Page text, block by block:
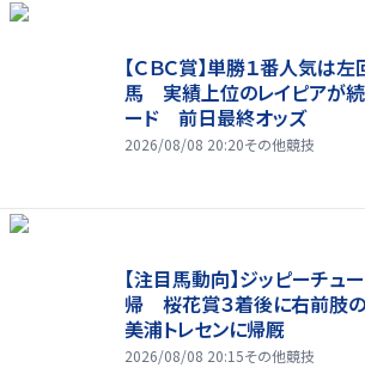
【ＣＢＣ賞】単勝１番人気は
馬 実績上位のレイピアが
ード 前日最終オッズ
2026/08/08 20:20その他競技
【注目馬動向】ジッピーチュ
帰 桜花賞３着後に右前肢
美浦トレセンに帰厩
2026/08/08 20:15その他競技